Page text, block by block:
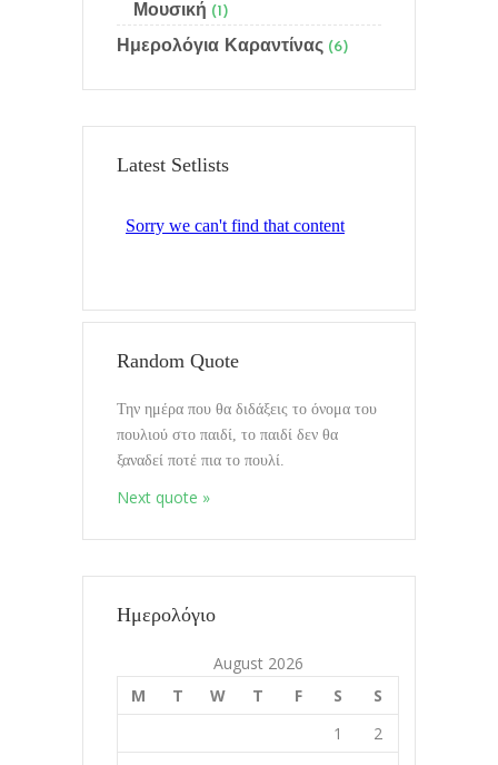
Μουσική (1)
Ημερολόγια Καραντίνας (6)
Latest Setlists
Random Quote
Την ημέρα που θα διδάξεις το όνομα του
πουλιού στο παιδί, το παιδί δεν θα
ξαναδεί ποτέ πια το πουλί.
Next quote »
Ημερολόγιο
August 2026
M
T W T F S
S
1
2
Email Subscription
Αναζήτηση
Τελευταία ημερολόγια
Mixin Colors
08.10.2020
Εδώ
17.9.2020
11.8.2020
Διαλογισμοί vol. Που συμβαίνει η